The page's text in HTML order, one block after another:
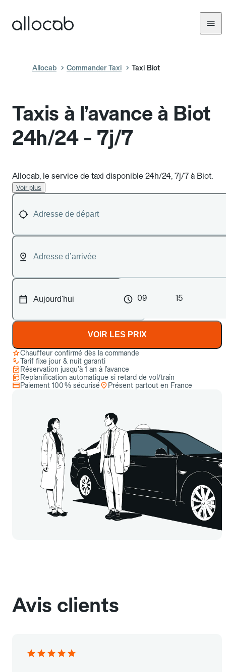
Allocab Commander Taxi Taxi Biot
Taxis à l’avance à Biot
24h/24 - 7j/7
Allocab, le service de taxi disponible 24h/24, 7j/7 à Biot.
Voir plus
09 15
VOIR LES PRIX
Chauffeur confirmé dès la commande
Tarif fixe jour & nuit garanti
Réservation jusqu’à 1 an à l’avance
Replanification automatique si retard de vol/train
Paiement 100 % sécurisé
Présent partout en France
Avis clients